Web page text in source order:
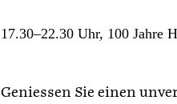
17.30–22.30 Uhr, 100 Jahre
Geniessen Sie einen